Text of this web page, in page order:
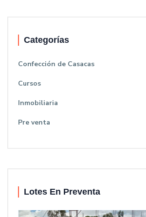
Categorías
Confección de Casacas
Cursos
Inmobiliaria
Pre venta
Lotes En Preventa